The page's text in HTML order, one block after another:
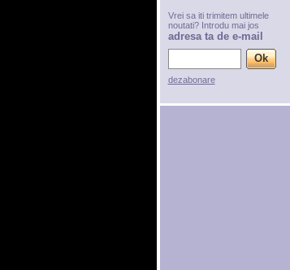
Vrei sa iti trimitem ultimele
noutati? Introdu mai jos
adresa ta de e-mail
dezabonare